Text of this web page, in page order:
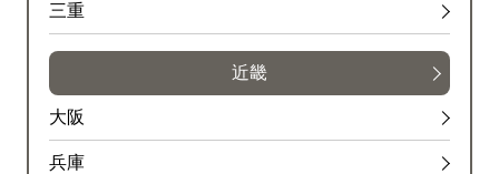
原因
高速湾岸線<東行>
三重
近畿
大阪
兵庫